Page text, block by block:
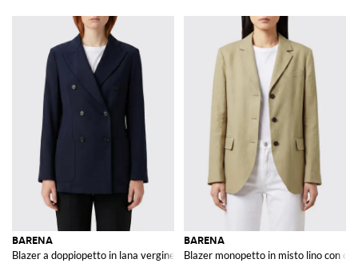
BARENA
Blazer a doppiopetto in lana vergine
BARENA
Blazer monopetto in misto lino con